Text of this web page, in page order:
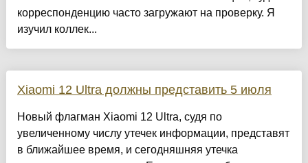
корреспонденцию часто загружают на проверку. Я
изучил коллек...
Xiaomi 12 Ultra должны представить 5 июля
Новый флагман Xiaomi 12 Ultra, судя по
увеличенному числу утечек информации, представят
в ближайшее время, и сегодняшняя утечка